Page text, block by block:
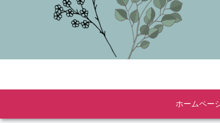
ホームペー